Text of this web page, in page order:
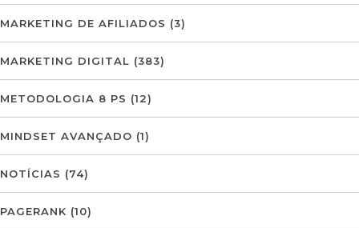
MARKETING DE AFILIADOS (3)
MARKETING DIGITAL (383)
METODOLOGIA 8 PS (12)
MINDSET AVANÇADO (1)
NOTÍCIAS (74)
PAGERANK (10)